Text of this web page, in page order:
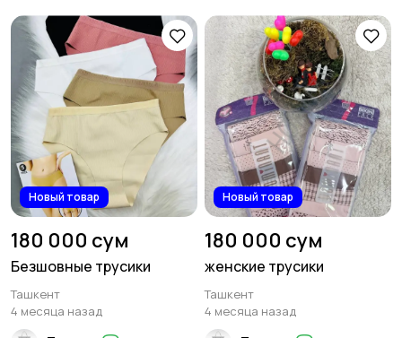
Платья и юбки10 Свитеры и толстовки
3
Спортивная одежда Футболки и топы4
Другое6
Новый товар
180 000 сум
Безшовные трусики
Ташкент
4 месяца назад
Новый товар
180 000 сум
женские трусики
Ташкент
4 месяца назад